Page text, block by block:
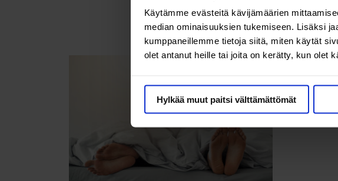
Käytämme evästeitä kävijämäärien
median ominaisuuksien tukemiseen. Lisäksi
kumppaneillemme tietoja siitä, miten käytät
olet antanut heille tai joita on kerätty, kun olet
Hylkää muut paitsi välttämättömät